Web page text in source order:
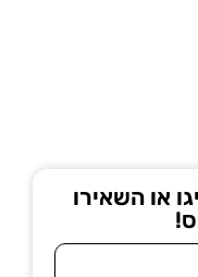
או השאירו